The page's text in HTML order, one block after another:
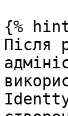
{%
Після